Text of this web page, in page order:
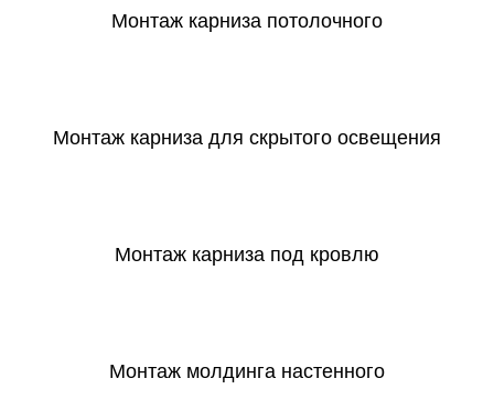
Монтаж карниза потолочного
Монтаж карниза для скрытого освещения
Монтаж карниза под кровлю
Монтаж молдинга настенного